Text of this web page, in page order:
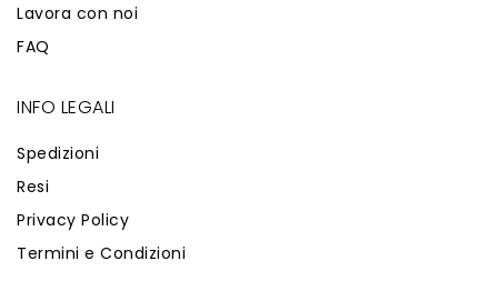
Lavora con noi
FAQ
INFO LEGALI
Spedizioni
Resi
Privacy Policy
Termini e Condizioni